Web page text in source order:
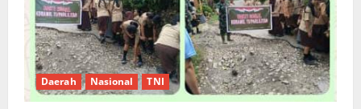
Daerah Nasional TNI